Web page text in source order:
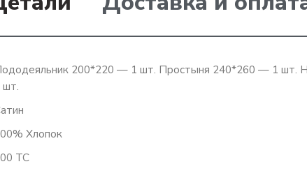
200*220 — 1 шт. Простыня 240*260 — 1 шт.
шт.
Хлопок
ТС